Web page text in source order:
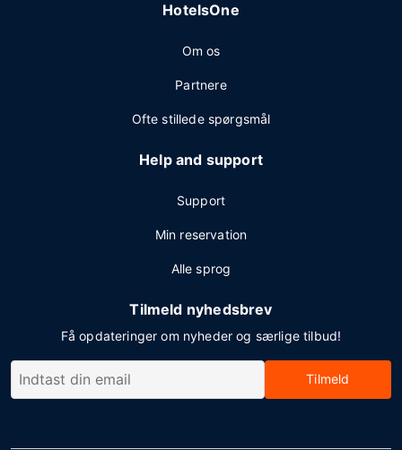
HotelsOne
Om os
Partnere
Ofte stillede spørgsmål
Help and support
Support
Min reservation
Alle sprog
Tilmeld nyhedsbrev
Få opdateringer om nyheder og særlige tilbud!
Tilmeld